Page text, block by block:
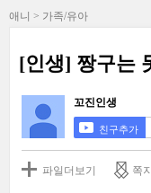
애니 > 가족/유아
[인생] 짱구는
꼬진인생
친구추가
파일더보기 쪽지